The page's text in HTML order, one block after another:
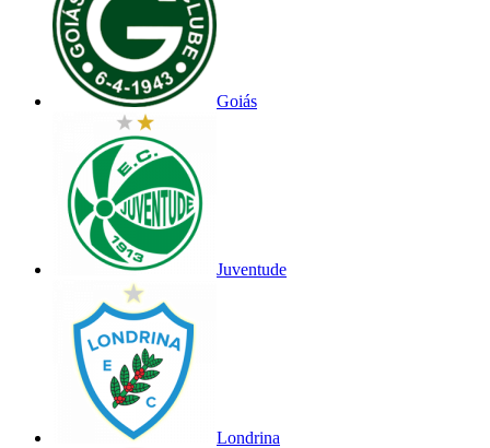
Goiás
Juventude
Londrina